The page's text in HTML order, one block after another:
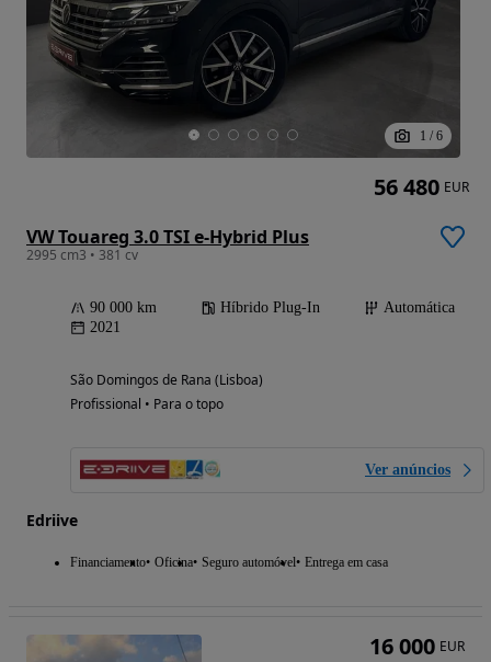
1 / 6
VW Touareg 3.0 TSI e-Hybrid Plus
2995 cm3 • 381 cv
90 000 km Híbrido Plug-In
Automática
2021
São Domingos de Rana (Lisboa)
Profissional • Para o topo
Ver anúncios
Edriive
Financiamento Oficina Seguro automóvel Entrega em casa
56 480 EUR
16 000 EUR